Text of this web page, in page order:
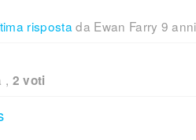
risposta da Ewan Farry 9
, 2 voti